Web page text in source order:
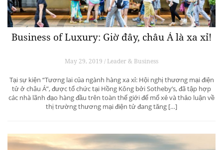
Business of Luxury: Giờ đây, châu Á là xa xỉ!
May 29, 2019 / Leader & Business
Tại sự kiện “Tương lai của ngành hàng xa xỉ: Hội nghị thương mại điện
tử ở châu Á”, được tổ chức tại Hồng Kông bởi Sotheby’s, đã tập hợp
các nhà lãnh đạo hàng đầu trên toàn thế giới để mổ xẻ và thảo luận về
thị trường thương mại điện tử đang tăng […]